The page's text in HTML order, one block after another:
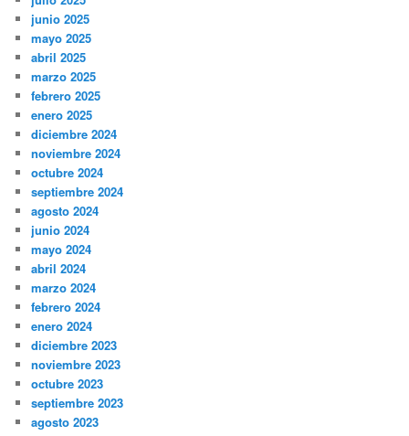
junio 2025
mayo 2025
abril 2025
marzo 2025
febrero 2025
enero 2025
diciembre 2024
noviembre 2024
octubre 2024
septiembre 2024
agosto 2024
junio 2024
mayo 2024
abril 2024
marzo 2024
febrero 2024
enero 2024
diciembre 2023
noviembre 2023
octubre 2023
septiembre 2023
agosto 2023